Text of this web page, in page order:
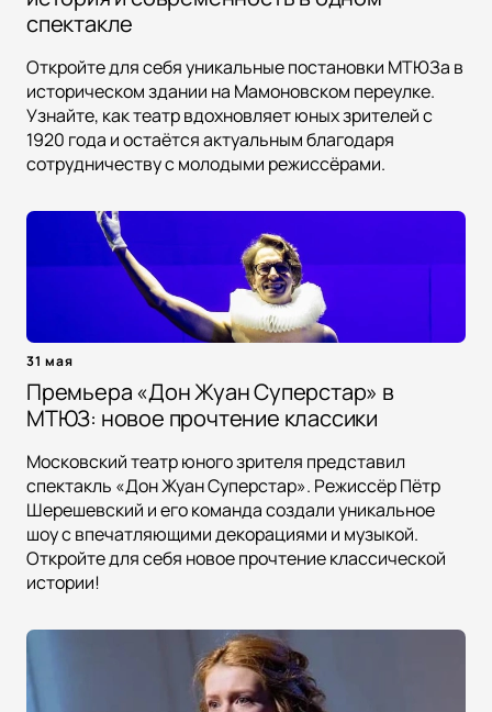
спектакле
Откройте для себя уникальные постановки МТЮЗа в
историческом здании на Мамоновском переулке.
Узнайте, как театр вдохновляет юных зрителей с
1920 года и остаётся актуальным благодаря
сотрудничеству с молодыми режиссёрами.
31 мая
Премьера «Дон Жуан Суперстар» в
МТЮЗ: новое прочтение классики
Московский театр юного зрителя представил
спектакль «Дон Жуан Суперстар». Режиссёр Пётр
Шерешевский и его команда создали уникальное
шоу с впечатляющими декорациями и музыкой.
Откройте для себя новое прочтение классической
истории!